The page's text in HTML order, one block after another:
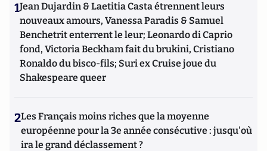
1Jean Dujardin & Laetitia Casta étrennent leurs
nouveaux amours, Vanessa Paradis & Samuel
Benchetrit enterrent le leur; Leonardo di Caprio
fond, Victoria Beckham fait du brukini, Cristiano
Ronaldo du bisco-fils; Suri ex Cruise joue du
Shakespeare queer
2Les Français moins riches que la moyenne
européenne pour la 3e année consécutive : jusqu'où
ira le grand déclassement ?